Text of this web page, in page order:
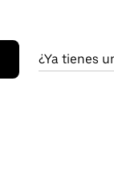
¿Ya tienes